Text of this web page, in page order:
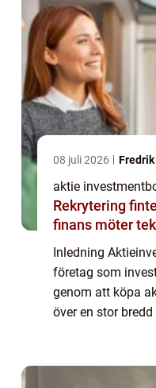
08 juli 2026 Fredrik
aktie
Rekrytering fintech
finans möter
Inledning
företag som
genom att köpa
över en stor